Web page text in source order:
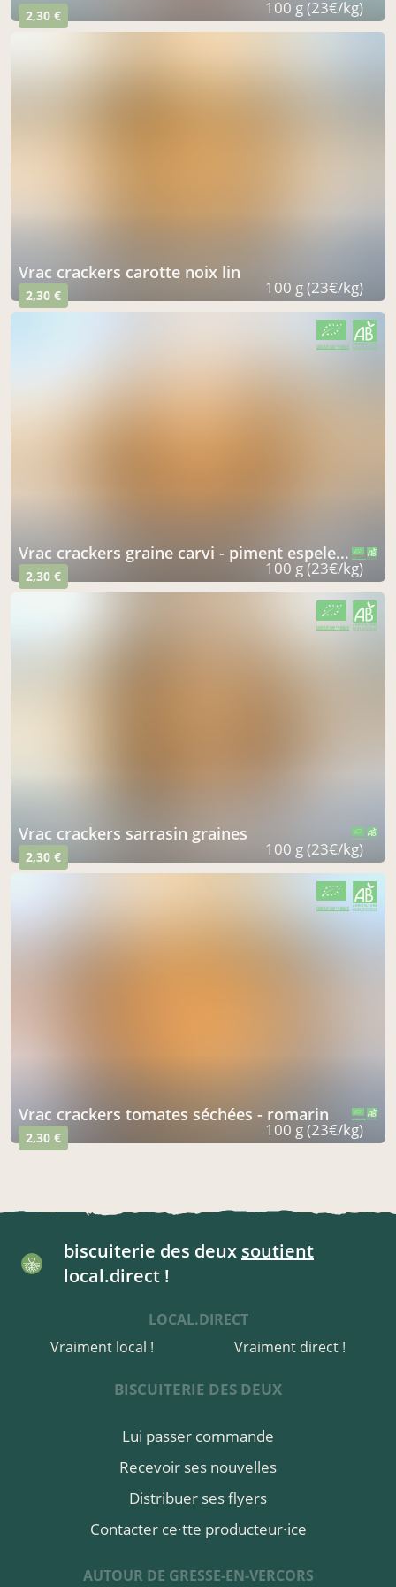
2,30 € 100 g (23€/kg)
vrac crackers carotte noix lin
2,30 € 100 g (23€/kg)
vrac crackers graine carvi - piment espelette
2,30 € 100 g (23€/kg)
CERTIFIÉ PAR FR-BIO-15
vrac crackers sarrasin graines
2,30 € 100 g (23€/kg)
CERTIFIÉ PAR FR-BIO-15
AGRICULTURE FRANCE
vrac crackers tomates séchées - romarin
2,30 € 100 g (23€/kg)
CERTIFIÉ PAR FR-BIO-15
AGRICULTURE FRANCE
biscuiterie des deux soutient
local.direct !
LOCAL.DIRECT
Vraiment local !
Vraiment direct !
BISCUITERIE DES DEUX
Lui passer commande
Recevoir ses nouvelles
Distribuer ses flyers
Contacter ce·tte producteur·ice
AUTOUR DE GRESSE-EN-VERCORS